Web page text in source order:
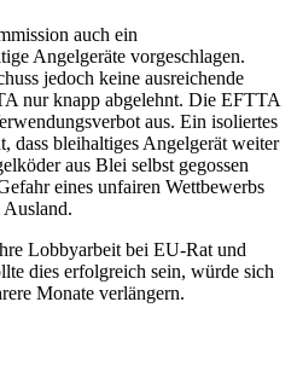
auch ein
Angelgeräte vorgeschlagen.
jedoch keine ausreichende
nur knapp abgelehnt. Die EFTTA
aus. Ein isoliertes
dass bleihaltiges Angelgerät weiter
aus Blei selbst gegossen
eines unfairen Wettbewerbs
Ausland.
Lobbyarbeit bei EU‑Rat und
dies erfolgreich sein, würde sich
Monate verlängern.